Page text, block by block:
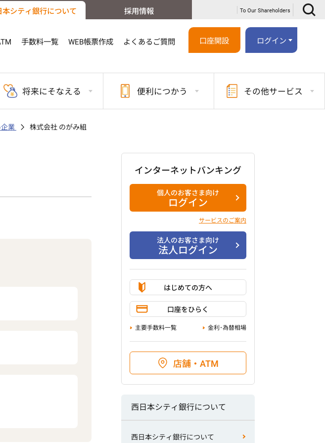
本シティ銀行について 採用情報 To Our Shareholders
手数料一覧 WEB帳票作成 よくあるご質問 口座開設 ログイン
将来にそなえる 便利につかう その他サービス
業 株式会社 のがみ組
インターネットバンキング
個人のお客さま向け
ログイン
サービスのご案内
法人のお客さま向け
法人ログイン
はじめての方へ
口座をひらく
主要手数料一覧 金利･為替相場
店舗・ATM
西日本シティ銀行について
西日本シティ銀行について